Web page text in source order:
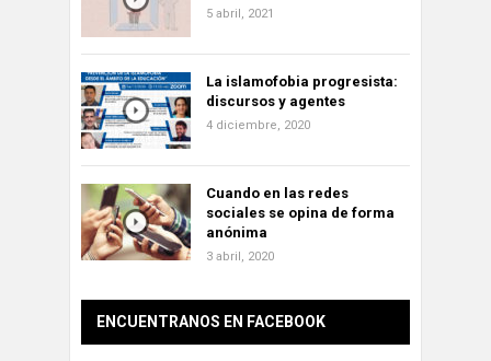
5 abril, 2021
La islamofobia progresista:
discursos y agentes
4 diciembre, 2020
Cuando en las redes
sociales se opina de forma
anónima
3 abril, 2020
ENCUENTRANOS EN FACEBOOK